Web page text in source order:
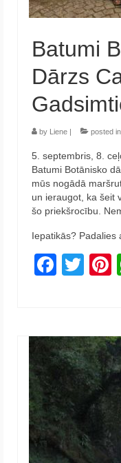
Batumi
Dārzs
by Liene | posted
5. septembris, 8.
Batumi Botānisko
mūs nogādā
un ieraugot, ka šeit
šo priekšrocību.
Iepatikās? Padalies